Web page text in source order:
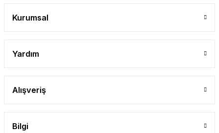
Kurumsal
Yardım
Alışveriş
Bilgi